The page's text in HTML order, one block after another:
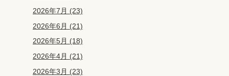
2026年7月 (23)
2026年6月 (21)
2026年5月 (18)
2026年4月 (21)
2026年3月 (23)